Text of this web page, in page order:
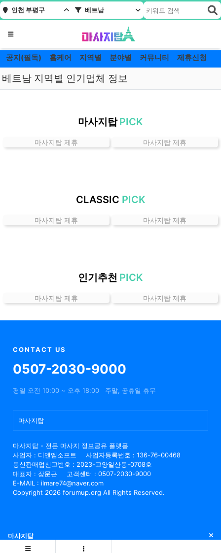
인천 부평구 베트남
메뉴
공지(필독) 홈케어 지역별 분야별 커뮤니티 제휴신청
베트남 지역별 인기업체 정보
구
곳
인
보
마사지탑 PICK
마사지탑 제휴 마사지탑 제휴
CLASSIC PICK
마사지탑 제휴 마사지탑 제휴
인기추천 PICK
마사지탑 제휴 마사지탑 제휴
CONTACT US
0507-2030-9000
평일 오전 10:00 ~ 오후 18:00 주말, 공휴일 휴무
마사지탑
마사지탑 - 전문 마사지 정보공유 플랫폼
사업자 : 디앤엠소프트
사업자등록번호 : 136-76-00468
통신판매업신고번호 : 2023-고양일산동-0708호
대표자 : 장문근
고객센터 : 0507-2030-9000
E-MAIL : ilmare74@naver.com
Copyright 2026 forumup.org All Rights Reserved.
마사지탑 닫